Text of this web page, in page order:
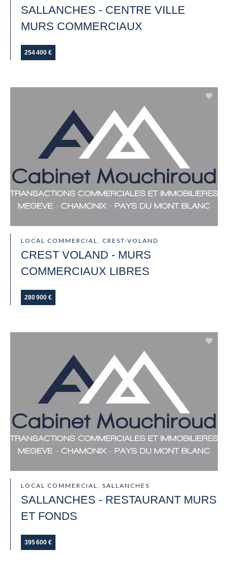
SALLANCHES - CENTRE VILLE
MURS COMMERCIAUX
254 400 €
LOCAL COMMERCIAL, CREST-VOLAND
CREST VOLAND - MURS
COMMERCIAUX LIBRES
280 900 €
LOCAL COMMERCIAL, SALLANCHES
SALLANCHES - RESTAURANT MURS
ET FONDS
395 600 €